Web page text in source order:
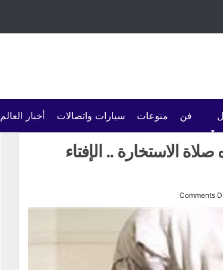
فن منوعات سيارات واتصالات أخبار العالم
الاستخارة .. الإفتاء
Comments